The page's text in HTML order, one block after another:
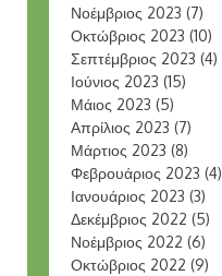
Νοέμβριος 2023 (7)
Οκτώβριος 2023 (10)
Σεπτέμβριος 2023 (4)
Ιούνιος 2023 (15)
Μάιος 2023 (5)
Απρίλιος 2023 (7)
Μάρτιος 2023 (8)
Φεβρουάριος 2023 (4)
Ιανουάριος 2023 (3)
Δεκέμβριος 2022 (5)
Νοέμβριος 2022 (6)
Οκτώβριος 2022 (9)